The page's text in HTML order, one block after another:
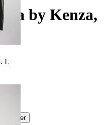
by Kenza,
Läs mer
L